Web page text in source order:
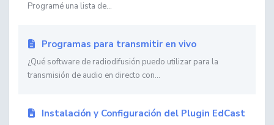
Programé una lista de...
Programas para transmitir en vivo
¿Qué software de radiodifusión puedo utilizar para la
transmisión de audio en directo con...
Instalación y Configuración del Plugin EdCast